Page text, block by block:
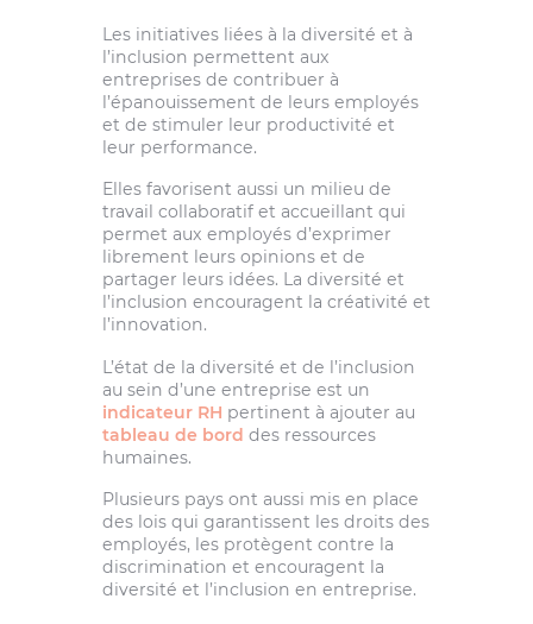
Les initiatives liées à la diversité et à
l’inclusion permettent aux
entreprises de contribuer à
l’épanouissement de leurs employés
et de stimuler leur productivité et
leur performance.
Elles favorisent aussi un milieu de
travail collaboratif et accueillant qui
permet aux employés d’exprimer
librement leurs opinions et de
partager leurs idées. La diversité et
l’inclusion encouragent la créativité et
l’innovation.
L’état de la diversité et de l’inclusion
au sein d’une entreprise est un
indicateur RH pertinent à ajouter au
tableau de bord des ressources
humaines.
Plusieurs pays ont aussi mis en place
des lois qui garantissent les droits des
employés, les protègent contre la
discrimination et encouragent la
diversité et l’inclusion en entreprise.